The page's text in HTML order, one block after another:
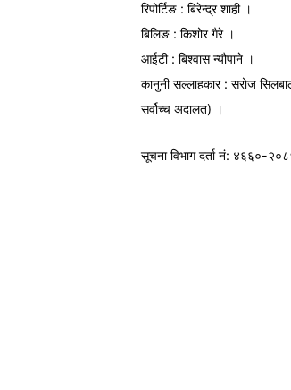
रिपोर्टिङ : बिरेन्द्र शाही ।
बिलिङ : किशोर गैरे ।
आईटी : बिश्वास न्यौपाने ।
कानुनी सल्लाहकार : सरोज
सर्वोच्च अदालत) ।
सूचना विभागदर्ता नं: ४६६०-